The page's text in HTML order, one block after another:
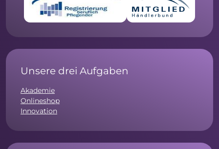
Unsere drei Aufgaben
Akademie
Onlineshop
Innovation